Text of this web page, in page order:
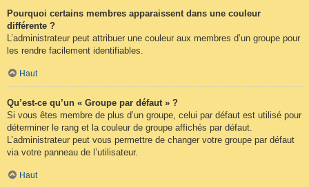
Pourquoi certains membres apparaissent dans une couleur
différente ?
L’administrateur peut attribuer une couleur aux membres d’un groupe pour
les rendre facilement identifiables.
Haut
Qu’est-ce qu’un « Groupe par défaut » ?
Si vous êtes membre de plus d’un groupe, celui par défaut est utilisé pour
déterminer le rang et la couleur de groupe affichés par défaut.
L’administrateur peut vous permettre de changer votre groupe par défaut
via votre panneau de l’utilisateur.
Haut